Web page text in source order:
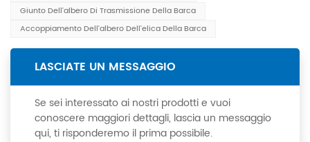
Giunto Dell'albero Di Trasmissione Della Barca
Accoppiamento Dell'albero Dell'elica Della Barca
LASCIATE UN MESSAGGIO
Se sei interessato ai nostri prodotti e vuoi
conoscere maggiori dettagli, lascia un messaggio
qui, ti risponderemo il prima possibile.